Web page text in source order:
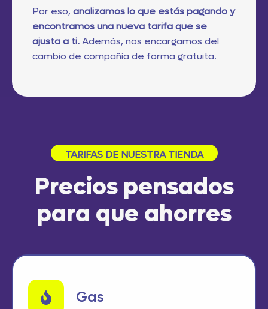
Por eso, analizamos lo que estás pagando y
encontramos una nueva tarifa que se
ajusta a ti.Además, nos encargamos del
cambio de compañía de forma gratuita.
TARIFAS DE NUESTRA TIENDA
Precios pensados
para que ahorres
Gas